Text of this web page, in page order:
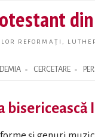
main
REFORMAȚI,
CERCETARE
I